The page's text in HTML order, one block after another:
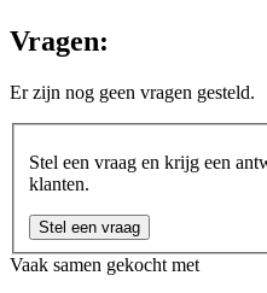
Vragen:
Er zijn nog geen vragen gesteld.
Stel een vraag en krijg een
klanten.
Stel een vraag
Vaak samen gekocht met